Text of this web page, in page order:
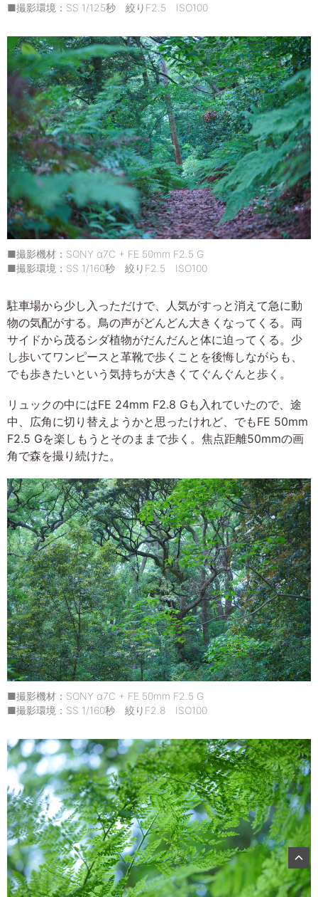
■撮影環境：SS 1/125秒 絞りF2.5 ISO100
■撮影機材：SONY α7C + FE 50mm F2.5 G
■撮影環境：SS 1/160秒 絞りF2.5 ISO100
駐車場から少し入っただけで、人気がすっと消えて急に動
物の気配がする。鳥の声がどんどん大きくなってくる。両
サイドから茂るシダ植物がだんだんと体に迫ってくる。少
し歩いてワンピースと革靴で歩くことを後悔しながらも、
でも歩きたいという気持ちが大きくてぐんぐんと歩く。
リュックの中にはFE 24mm F2.8 Gも入れていたので、途
中、広角に切り替えようかと思ったけれど、でもFE 50mm
F2.5 Gを楽しもうとそのままで歩く。焦点距離50mmの画
角で森を撮り続けた。
■撮影機材：SONY α7C + FE 50mm F2.5 G
■撮影環境：SS 1/160秒 絞りF2.8 ISO100